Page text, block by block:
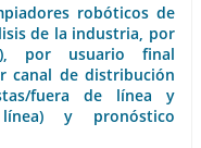
robóticos de
de la industria, por
por usuario final
canal de distribución
fuera de línea y
línea) y pronóstico